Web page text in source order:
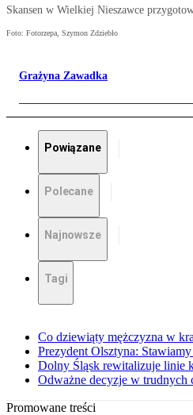
Skansen w Wielkiej Nieszawce
Foto: Fotorzepa, Szymon Zdziebło
Grażyna Zawadka
Powiązane
Polecane
Najnowsze
Tagi
Co dziewiąty mężczyzna w
Prezydent Olsztyna:
Dolny Śląsk rewitalizuje linie
Odważne decyzje w trudnych
Promowane treści